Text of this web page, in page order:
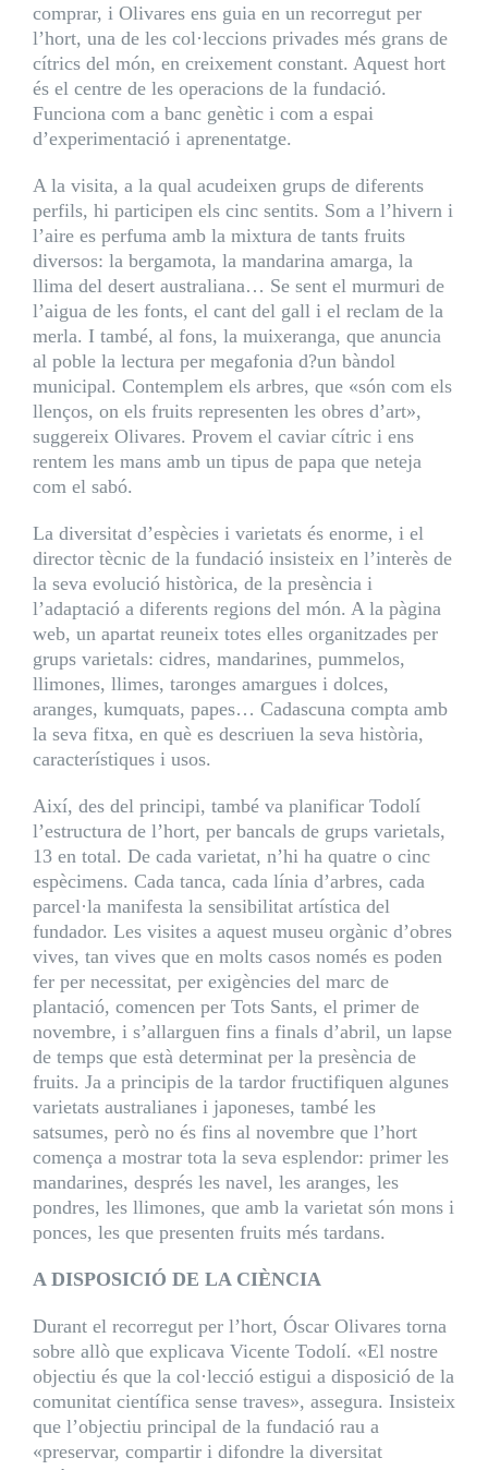
comprar, i Olivares ens guia en un recorregut per
l’hort, una de les col·leccions privades més grans de
cítrics del món, en creixement constant. Aquest hort
és el centre de les operacions de la fundació.
Funciona com a banc genètic i com a espai
d’experimentació i aprenentatge.
A la visita, a la qual acudeixen grups de diferents
perfils, hi participen els cinc sentits. Som a l’hivern i
l’aire es perfuma amb la mixtura de tants fruits
diversos: la bergamota, la mandarina amarga, la
llima del desert australiana… Se sent el murmuri de
l’aigua de les fonts, el cant del gall i el reclam de la
merla. I també, al fons, la muixeranga, que anuncia
al poble la lectura per megafonia d?un bàndol
municipal. Contemplem els arbres, que «són com els
llenços, on els fruits representen les obres d’art»,
suggereix Olivares. Provem el caviar cítric i ens
rentem les mans amb un tipus de papa que neteja
com el sabó.
La diversitat d’espècies i varietats és enorme, i el
director tècnic de la fundació insisteix en l’interès de
la seva evolució històrica, de la presència i
l’adaptació a diferents regions del món. A la pàgina
web, un apartat reuneix totes elles organitzades per
grups varietals: cidres, mandarines, pummelos,
llimones, llimes, taronges amargues i dolces,
aranges, kumquats, papes… Cadascuna compta amb
la seva fitxa, en què es descriuen la seva història,
característiques i usos.
Així, des del principi, també va planificar Todolí
l’estructura de l’hort, per bancals de grups varietals,
13 en total. De cada varietat, n’hi ha quatre o cinc
espècimens. Cada tanca, cada línia d’arbres, cada
parcel·la manifesta la sensibilitat artística del
fundador. Les visites a aquest museu orgànic d’obres
vives, tan vives que en molts casos només es poden
fer per necessitat, per exigències del marc de
plantació, comencen per Tots Sants, el primer de
novembre, i s’allarguen fins a finals d’abril, un lapse
de temps que està determinat per la presència de
fruits. Ja a principis de la tardor fructifiquen algunes
varietats australianes i japoneses, també les
satsumes, però no és fins al novembre que l’hort
comença a mostrar tota la seva esplendor: primer les
mandarines, després les navel, les aranges, les
pondres, les llimones, que amb la varietat són mons i
ponces, les que presenten fruits més tardans.
A DISPOSICIÓ DE LA CIÈNCIA
Durant el recorregut per l’hort, Óscar Olivares torna
sobre allò que explicava Vicente Todolí. «El nostre
objectiu és que la col·lecció estigui a disposició de la
comunitat científica sense traves», assegura. Insisteix
que l’objectiu principal de la fundació rau a
«preservar, compartir i difondre la diversitat